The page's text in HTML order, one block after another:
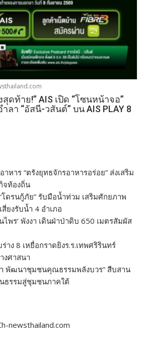
ดท้าย!” AIS เปิด “โซนหน้าจอ”
ลา “อัสนี-วสันต์” บน AIS PLAY 8
หาร “ตรังยุทธจักรอาหารอร่อย” ส่งเสริม
จท้องถิ่น
โดรนกู้ภัย” รับมือน้ำท่วม เสริมศักยภาพ
ยงรับน้ำ 4 อำเภอ
พร’ พังงา เดินฝ่าป่าดิบ 650 เมตรสัมผัส
ง 8 เหยื่อกราดยิงร.ร.เทพศริรินทร์
งศาสนา
พัฒนาชุมชนคุณธรรมพลังบวร” สืบสาน
รรมสู่ชุมชนภาคใต้
newsthailand.com